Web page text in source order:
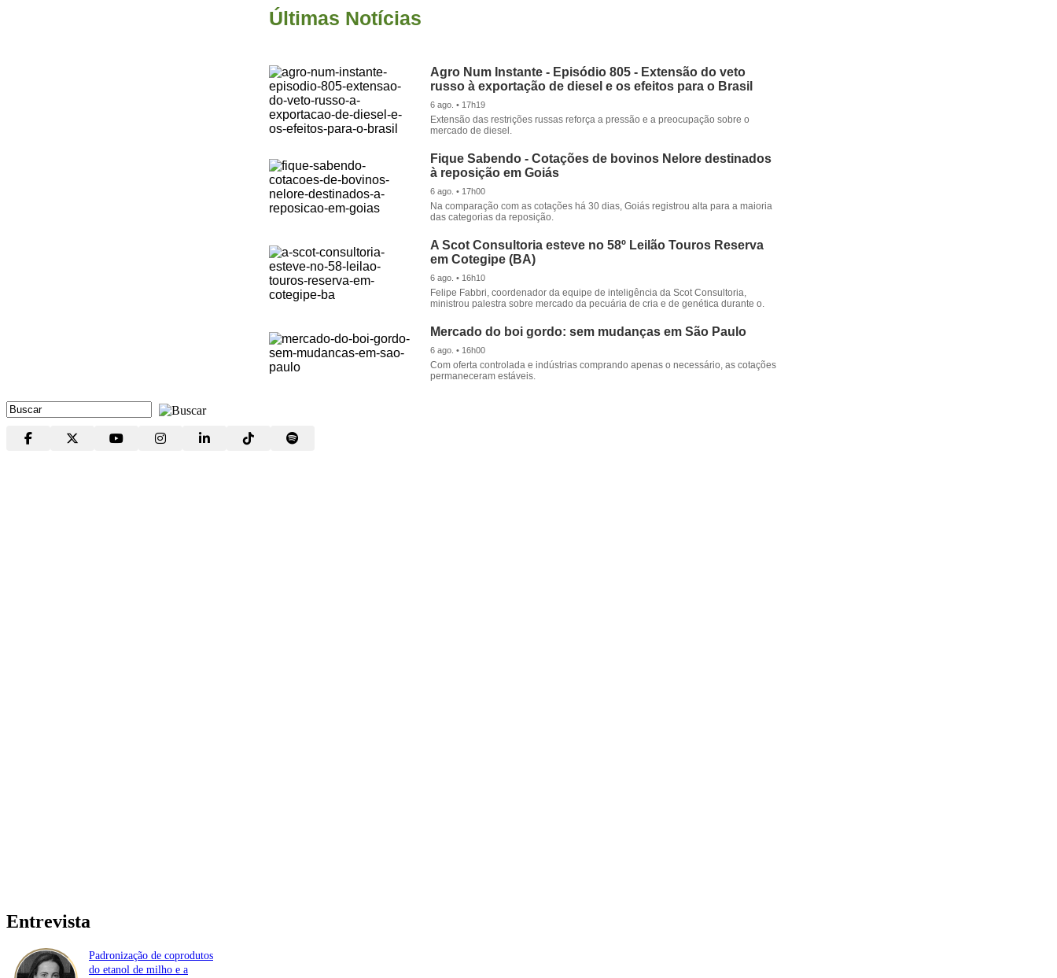
Últimas Notícias
Agro Num Instante - Episódio 805 - Extensão do veto
russo à exportação de diesel e os efeitos para o Brasil
6 ago. • 17h19
Extensão das restrições russas reforça a pressão e a preocupação sobre o
mercado de diesel.
Fique Sabendo - Cotações de bovinos Nelore destinados
à reposição em Goiás
6 ago. • 17h00
Na comparação com as cotações há 30 dias, Goiás registrou alta para a maioria
das categorias da reposição.
A Scot Consultoria esteve no 58º Leilão Touros Reserva
em Cotegipe (BA)
6 ago. • 16h10
Felipe Fabbri, coordenador da equipe de inteligência da Scot Consultoria,
ministrou palestra sobre mercado da pecuária de cria e de genética durante o.
Mercado do boi gordo: sem mudanças em São Paulo
6 ago. • 16h00
Com oferta controlada e indústrias comprando apenas o necessário, as cotações
permaneceram estáveis.
Entrevista
Padronização de coprodutos
do etanol de milho e a